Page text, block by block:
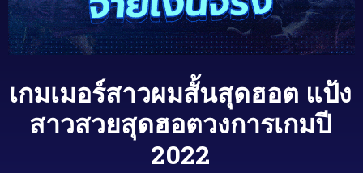
เกมเมอร์สาวผมสั้นสุดฮอต แป้ง
สาวสวยสุดฮอตวงการเกมปี
2022